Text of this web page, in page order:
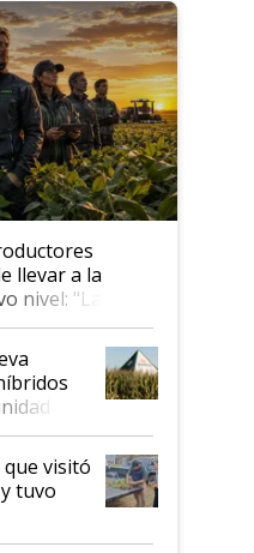
llevar a la
nivel: "Las
son
en
visitó
tuvo